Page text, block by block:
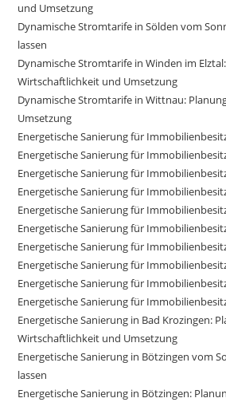
und Umsetzung
Dynamische Stromtarife in Sölden vom
lassen
Dynamische Stromtarife in Winden im
Wirtschaftlichkeit und Umsetzung
Dynamische Stromtarife in Wittnau:
Umsetzung
Energetische Sanierung für
Energetische Sanierung für
Energetische Sanierung für
Energetische Sanierung für
Energetische Sanierung für
Energetische Sanierung für
Energetische Sanierung für
Energetische Sanierung für
Energetische Sanierung für
Energetische Sanierung für
Energetische Sanierung in Bad Krozingen:
Wirtschaftlichkeit und Umsetzung
Energetische Sanierung in Bötzingen vom
lassen
Energetische Sanierung in Bötzingen: